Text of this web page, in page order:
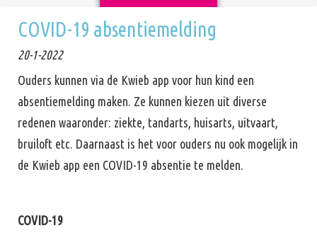
COVID-19 absentiemelding
20-1-2022
Ouders kunnen via de Kwieb app voor hun kind een
absentiemelding maken. Ze kunnen kiezen uit diverse
redenen waaronder: ziekte, tandarts, huisarts, uitvaart,
bruiloft etc. Daarnaast is het voor ouders nu ook mogelijk in
de Kwieb app een COVID-19 absentie te melden.
COVID-19